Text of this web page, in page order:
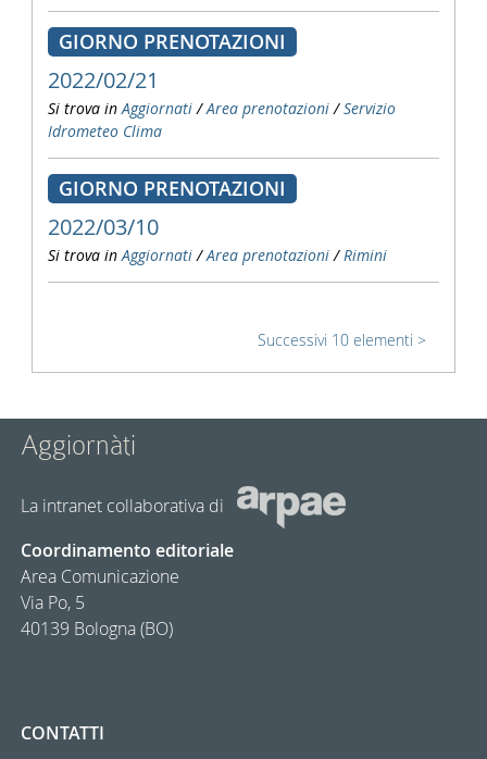
GIORNO PRENOTAZIONI
2022/02/21
Si trova in Aggiornati /Area prenotazioni /Servizio
Idrometeo Clima
GIORNO PRENOTAZIONI
2022/03/10
Si trova in Aggiornati /Area prenotazioni /Rimini
Successivi 10 elementi
Aggiornàti
La intranet collaborativa di
Coordinamento editoriale
Area Comunicazione
Via Po, 5
40139 Bologna (BO)
CONTATTI